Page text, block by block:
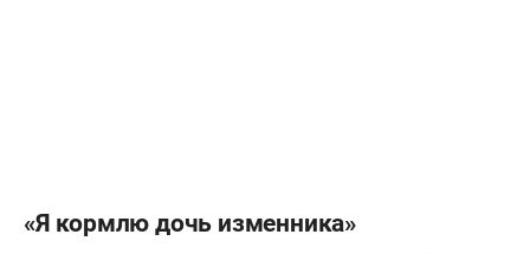
«Я кормлю дочь изменника»